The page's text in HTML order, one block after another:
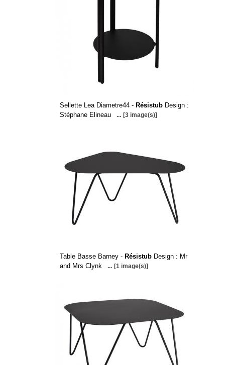
Sellette Lea Diametre44 - RésistubDesign :
Stéphane Elineau
... [3 image(s)]
Table Basse Barney - RésistubDesign : Mr
and Mrs Clynk
... [1 image(s)]